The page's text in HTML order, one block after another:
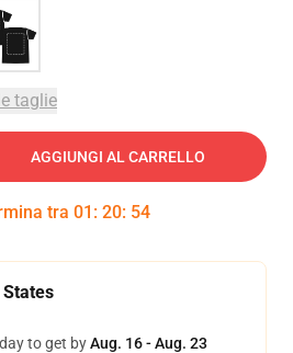
taglie
AGGIUNGI AL CARRELLO
tra 01 : 20: 54
to get byAug. 16 - Aug. 23